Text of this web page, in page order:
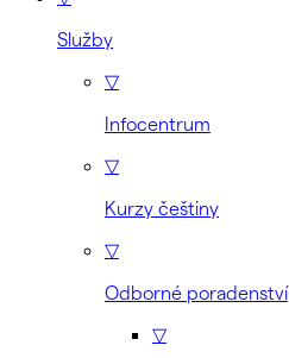
Služby
▽
Infocentrum
▽
Kurzy češtiny
▽
Odborné poradenství
▽